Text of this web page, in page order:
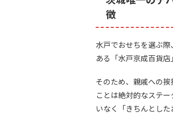
徴
水戸でおせちを選ぶ
ある「水戸京成百貨店
そのため、親戚への
ことは絶対的なステ
いなく「きちんとした